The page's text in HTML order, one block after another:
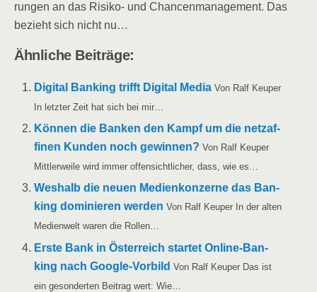
run­gen an das Risi­ko- und Chan­cen­ma­nage­ment. Das
bezieht sich nicht nu…
Ähn­li­che Beiträge:
Digi­tal Ban­king trifft Digi­tal Media Von Ralf Keu­per
In letz­ter Zeit hat sich bei mir…
Kön­nen die Ban­ken den Kampf um die netz­af­
fi­nen Kun­den noch gewin­nen? Von Ralf Keu­per
Mitt­ler­wei­le wird immer offen­sicht­li­cher, dass, wie es…
Wes­halb die neu­en Medi­en­kon­zer­ne das Ban­
king domi­nie­ren wer­den Von Ralf Keu­per In der alten
Medi­en­welt waren die Rollen…
Ers­te Bank in Öster­reich star­tet Online-Ban­
king nach Goog­le-Vor­bild Von Ralf Keu­per Das ist
ein geson­der­ten Bei­trag wert: Wie…